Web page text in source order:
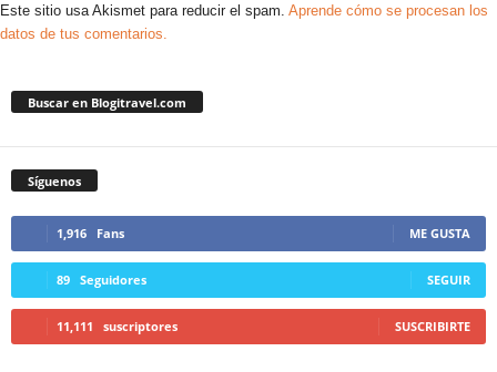
Este sitio usa Akismet para reducir el spam. Aprende cómo se procesan los
datos de tus comentarios.
Buscar en Blogitravel.com
Síguenos
1,916 Fans ME GUSTA
89 Seguidores SEGUIR
11,111 suscriptores SUSCRIBIRTE